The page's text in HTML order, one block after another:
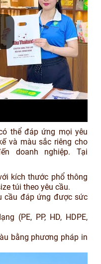
thể đáp ứng mọi yêu
và màu sắc riêng cho
doanh nghiệp. Tại
kích thước phổ thông
túi theo yêu cầu.
cầu đáp ứng được sức
(PE, PP, HD, HDPE,
bằng phương pháp in